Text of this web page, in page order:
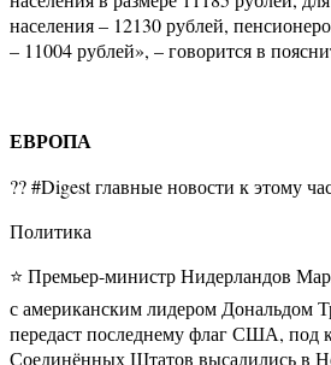
населения – 12130 рублей,
– 11004 рублей», – говорится в
ЕВРОПА
?? #Digest главные новости к этому
Политика
⭐️ Премьер-министр Нидерландов
с американским лидером Дональдом
передаст последнему флаг США, под
Соединённых Штатов высадились в